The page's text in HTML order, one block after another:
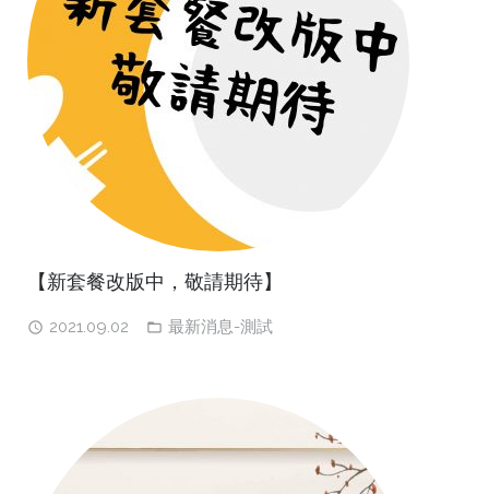
【新套餐改版中，敬請期待】
2021.09.02 最新消息-測試